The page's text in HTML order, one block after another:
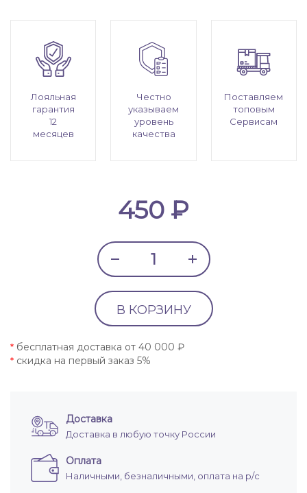
Лояльная
гарантия
12
месяцев
Честно
указываем
уровень
качества
Поставляем
топовым
Сервисам
450 ₽
В КОРЗИНУ
* бесплатная доставка от 40 000 ₽
* скидка на первый заказ 5%
Доставка
Доставка в любую точку России
Оплата
Наличными, безналичными, оплата на р/с